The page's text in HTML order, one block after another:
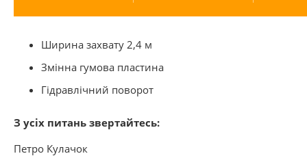
Ширина захвату 2,4 м
Змінна гумова пластина
Гідравлічний поворот
З усіх питань звертайтесь:
Петро Кулачок